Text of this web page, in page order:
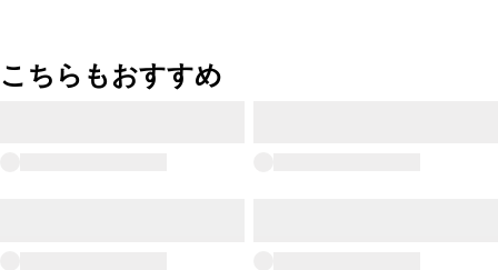
こちらもおすすめ